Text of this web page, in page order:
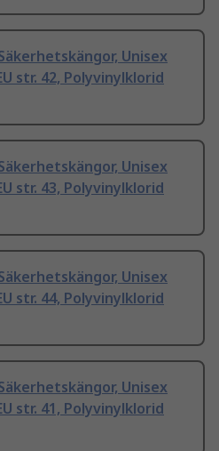
Unisex
str. 42, Polyvinylklorid
Unisex
str. 43, Polyvinylklorid
Unisex
str. 44, Polyvinylklorid
Unisex
str. 41, Polyvinylklorid